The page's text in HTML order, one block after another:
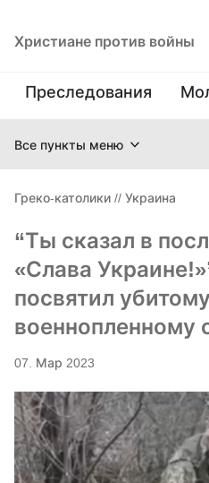
Христиане против войны
Преследования
Все пункты меню
Греко-католики // Украина
“Ты сказал в
«Слава
посвятил убитому
военнопленному
07. Мар 2023